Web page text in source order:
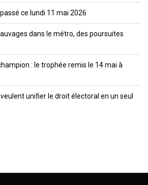
ce lundi 11 mai 2026
dans le métro, des poursuites
: le trophée remis le 14 mai à
unifier le droit électoral en un seul